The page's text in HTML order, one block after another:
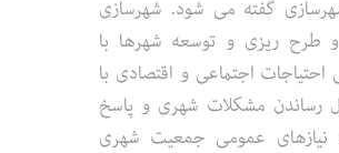
گفته می شود. شهرسازی
طرح ریزی و توسعه شهرها با
احتیاجات اجتماعی و اقتصادی با
رساندن مشکلات شهری و پاسخ
نیازهای عمومی جمعیت شهری